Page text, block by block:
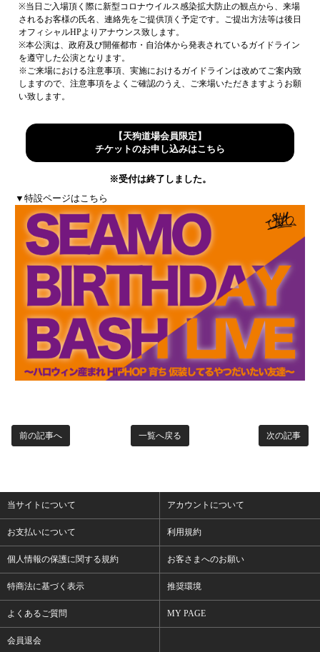
※当日ご入場頂く際に新型コロナウイルス感染拡大防止の観点から、来場
されるお客様の氏名、連絡先をご提供頂く予定です。ご提出方法等は後日
オフィシャルHPよりアナウンス致します。
※本公演は、政府及び開催都市・自治体から発表されているガイドライン
を遵守した公演となります。
※ご来場における注意事項、実施におけるガイドラインは改めてご案内致
しますので、注意事項をよくご確認のうえ、ご来場いただきますようお願
い致します。
【天狗道場会員限定】
チケットのお申し込みはこちら
※受付は終了しました。
▼特設ページはこちら
次の記事
一覧へ戻る
前の記事へ
当サイトについて アカウントについて
お支払いについて 利用規約
個人情報の保護に関する規約 お客さまへのお願い
特商法に基づく表示 推奨環境
よくあるご質問 MY PAGE
会員退会